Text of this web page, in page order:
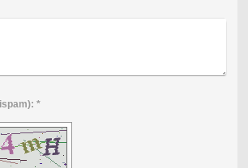
Captcha (código antispam): *